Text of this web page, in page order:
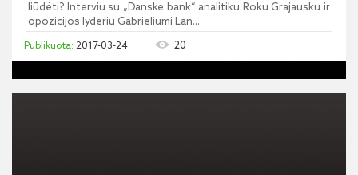
liūdėti? Interviu su „Danske bank“ analitiku Roku Grajausku ir
opozicijos lyderiu Gabrieliumi Lan...
2017-03-24 20